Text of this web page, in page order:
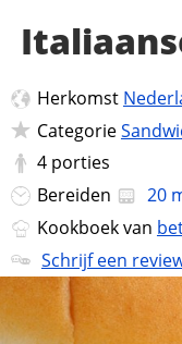
Herkomst
Categorie
4 porties
Bereiden
20
Kookboek van
Schrijf een